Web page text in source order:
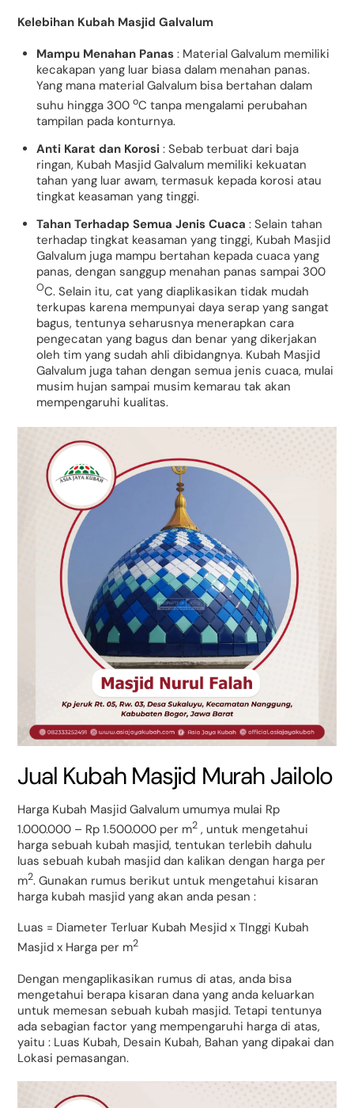
Kelebihan Kubah Masjid Galvalum
Mampu Menahan Panas : Material Galvalum memiliki
kecakapan yang luar biasa dalam menahan panas.
Yang mana material Galvalum bisa bertahan dalam
suhu hingga 300oC tanpa mengalami perubahan
tampilan pada konturnya.
Anti Karat dan Korosi : Sebab terbuat dari baja
ringan, Kubah Masjid Galvalum memiliki kekuatan
tahan yang luar awam, termasuk kepada korosi atau
tingkat keasaman yang tinggi.
Tahan Terhadap Semua Jenis Cuaca : Selain tahan
terhadap tingkat keasaman yang tinggi, Kubah Masjid
Galvalum juga mampu bertahan kepada cuaca yang
panas, dengan sanggup menahan panas sampai 300
OC. Selain itu, cat yang diaplikasikan tidak mudah
terkupas karena mempunyai daya serap yang sangat
bagus, tentunya seharusnya menerapkan cara
pengecatan yang bagus dan benar yang dikerjakan
oleh tim yang sudah ahli dibidangnya. Kubah Masjid
Galvalum juga tahan dengan semua jenis cuaca, mulai
musim hujan sampai musim kemarau tak akan
mempengaruhi kualitas.
Jual Kubah Masjid Murah Jailolo
Harga Kubah Masjid Galvalum umumya mulai Rp
1.000.000 – Rp 1.500.000 per m2 , untuk mengetahui
harga sebuah kubah masjid, tentukan terlebih dahulu
luas sebuah kubah masjid dan kalikan dengan harga per
m2. Gunakan rumus berikut untuk mengetahui kisaran
harga kubah masjid yang akan anda pesan :
Luas = Diameter Terluar Kubah Mesjid x TInggi Kubah
Masjid x Harga per m2
Dengan mengaplikasikan rumus di atas, anda bisa
mengetahui berapa kisaran dana yang anda keluarkan
untuk memesan sebuah kubah masjid. Tetapi tentunya
ada sebagian factor yang mempengaruhi harga di atas,
yaitu : Luas Kubah, Desain Kubah, Bahan yang dipakai dan
Lokasi pemasangan.